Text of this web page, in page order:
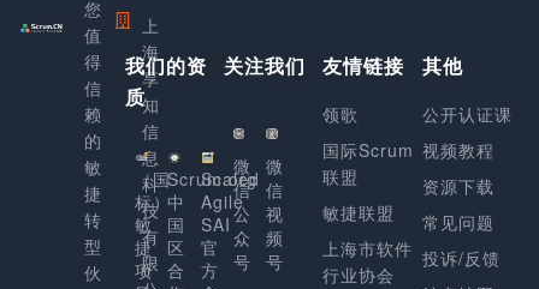
您
值
得
信
赖
的
敏
捷
转
型
伙
上
海
享
知
信
息
科
技
有
限
我们的资
质
（国
标）
敏
捷
项
Scrum.org
中
国
区
合
Scaled
Agile
SAI
官
方
关注我们
微
信
公
众
号
微
信
视
频
号
友情链接
领歌
国际Scrum
联盟
敏捷联盟
上海市软件
行业协会
其他
公开认证课
视频教程
资源下载
常见问题
投诉/反馈